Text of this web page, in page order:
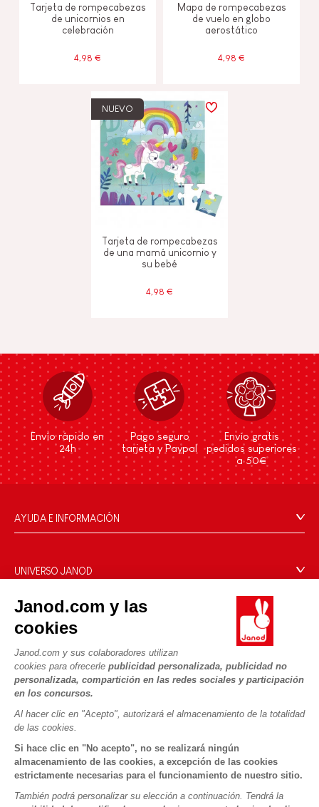
Janod.com y las
cookies
Janod.com y sus colaboradores utilizan
cookies para ofrecerle publicidad personalizada, publicidad no
personalizada, compartición en las redes sociales y participación
en los concursos.
Al hacer clic en "Acepto", autorizará el almacenamiento de la totalidad
de las cookies.
Si hace clic en "No acepto", no se realizará ningún
almacenamiento de las cookies, a excepción de las cookies
estrictamente necesarias para el funcionamiento de nuestro sitio.
También podrá personalizar su elección a continuación. Tendrá la
Tarjeta de rompecabezas
de unicornios en
celebración
4,98 €
Mapa de rompecabezas
de vuelo en globo
aerostático
4,98 €
NUEVO
Tarjeta de rompecabezas
de una mamá unicornio y
su bebé
4,98 €
Envío rápido en
24h
Pago seguro
tarjeta y Paypal
Envío gratis
pedidos superiores
a 50€
AYUDA E INFORMACIÓN
Preguntas más frecuentes
Tiendas
Retirada de productos
Datos personales
Cookies
Condiciones de las ofertas
Condiciones de uso #YesJanod
UNIVERSO JANOD
¿Qué es FSC®?
NUESTROS SERVICIOS
Pago seguro
Métodos de envío
Vídeos
Reglas del juego y manuales
Piezas sueltas
Actividades infantiles para descargar
PROFESIONAL
SÍGUENOS